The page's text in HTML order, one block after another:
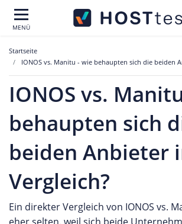
MENÜ
Startseite
IONOS vs. Manitu - wie behaupten sich die beiden
IONOS vs.
behaupten sich
beiden Anbieter
Vergleich?
Ein direkter Vergleich von IONOS vs.